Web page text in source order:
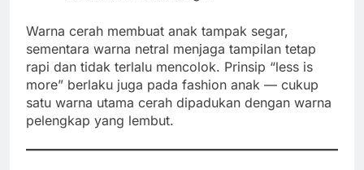
Warna cerah membuat anak tampak segar,
sementara warna netral menjaga tampilan tetap
rapi dan tidak terlalu mencolok. Prinsip “less is
more” berlaku juga pada fashion anak — cukup
satu warna utama cerah dipadukan dengan warna
pelengkap yang lembut.